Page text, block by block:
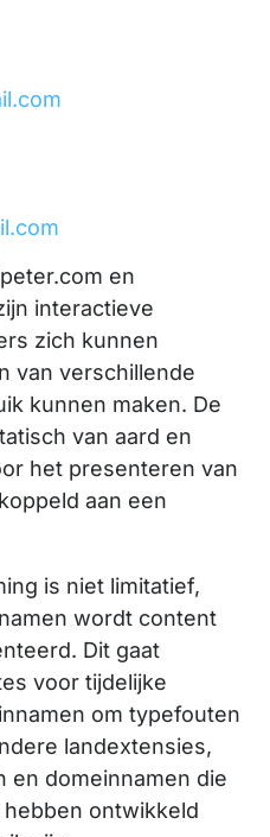
en
interactieve
zich kunnen
van verschillende
kunnen maken. De
van aard en
het presenteren van
aan een
is niet limitatief,
wordt content
Dit gaat
voor tijdelijke
om typefouten
landextensies,
en domeinnamen die
ontwikkeld